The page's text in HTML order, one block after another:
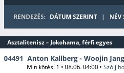
RENDEZÉS: DÁTUM SZERINT | NÉV
Asztalitenisz – Jokohama, férfi egyes
04491 Anton Kallberg - Woojin Jang
Min kötés: 1 • 08.06. 04:00 • Szólj